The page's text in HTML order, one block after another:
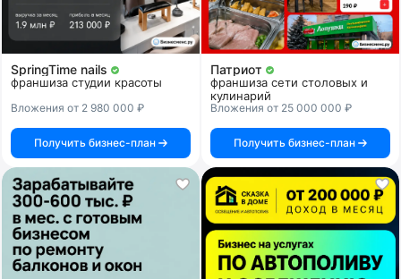
SpringTime nails
франшиза студии красоты
Вложения от 2 980 000 ₽
Получить бизнес-план
Патриот
франшиза сети столовых и
кулинарий
Вложения от 25 000 000 ₽
Получить бизнес-план